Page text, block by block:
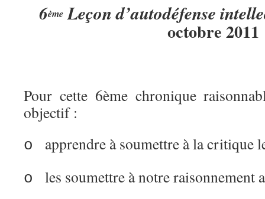
6èmeLeçon d’autodéfense
octobre 2011
Pour cette 6ème chronique
objectif :
o apprendre à soumettre à la critique
o les soumettre à notre raisonnement